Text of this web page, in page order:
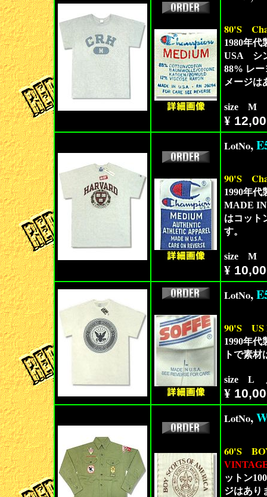
80'S
1980年
USA シ
88% レ
メージは
size M
¥
LotNo,
90'S
1990年
MADE
はコット
す。
size M
¥
LotNo,
90'S
1990年
トで素
size L 肩
¥
LotNo,
60'S
ットン
ジはあり